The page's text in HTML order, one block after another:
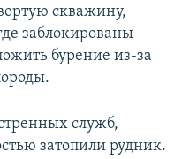
скважину,
заблокированы
бурение из-за
служб,
затопили рудник.